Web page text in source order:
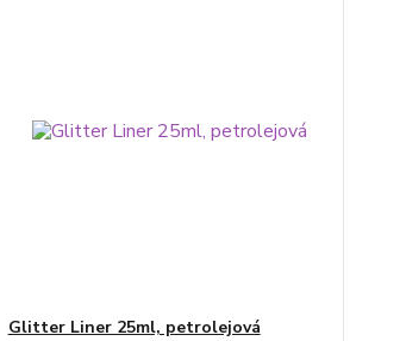
Glitter Liner 25ml, petrolejová